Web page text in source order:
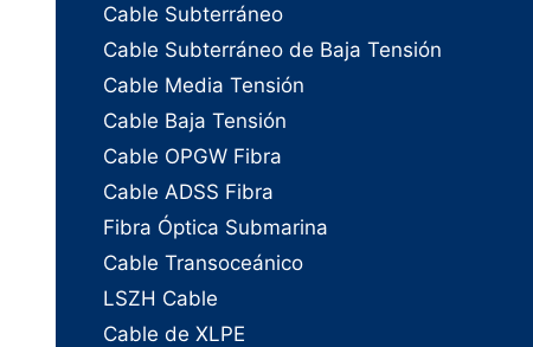
Cable Subterráneo
Cable Subterráneo de Baja Tensión
Cable Media Tensión
Cable Baja Tensión
Cable OPGW Fibra
Cable ADSS Fibra
Fibra Óptica Submarina
Cable Transoceánico
LSZH Cable
Cable de XLPE